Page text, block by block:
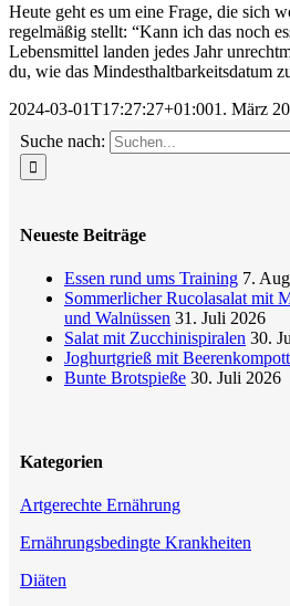
Heute geht es um eine Frage, die sich
regelmäßig stellt: “Kann ich das noch
Lebensmittel landen jedes Jahr
du, wie das Mindesthaltbarkeitsdatum
2024-03-01T17:27:27+01:001. März
Suche nach:
Neueste Beiträge
Essen rund ums Training 7.
Sommerlicher Rucolasalat mit
und Walnüssen 31. Juli 2026
Salat mit Zucchinispiralen 30.
Joghurtgrieß mit Beerenkompott
Bunte Brotspieße 30. Juli 2026
Kategorien
Artgerechte Ernährung
Ernährungsbedingte Krankheiten
Diäten